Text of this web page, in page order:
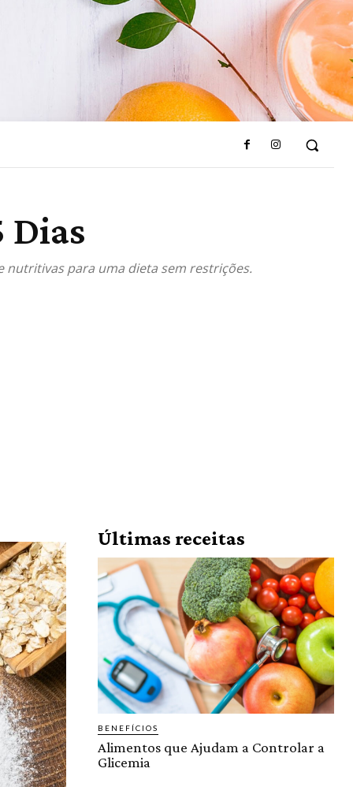
Dias
nutritivas para uma dieta sem restrições.
Últimas receitas
BENEFÍCIOS
Alimentos que Ajudam a Controlar a
Glicemia